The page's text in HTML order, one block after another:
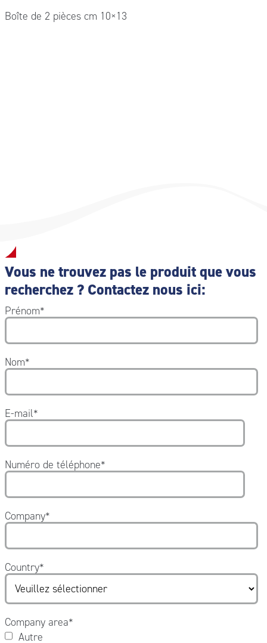
Boîte de 2 pièces cm 10×13
Vous ne trouvez pas le produit que vous
recherchez ? Contactez nous ici:
Prénom*
Nom*
E-mail*
Numéro de téléphone*
Company*
Country*
Company area*
Autre